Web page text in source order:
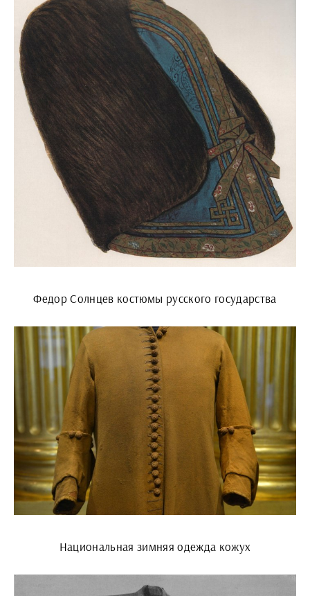
Федор Солнцев костюмы русского государства
Национальная зимняя одежда кожух